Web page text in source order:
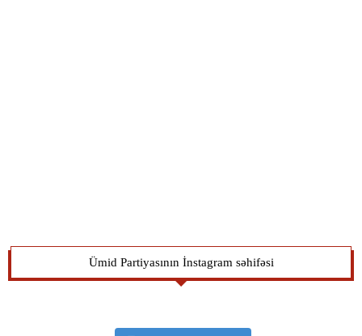
Ümid Partiyasının İnstagram səhifəsi